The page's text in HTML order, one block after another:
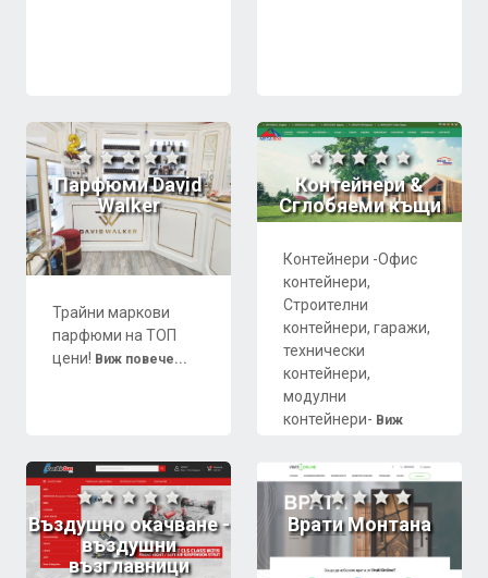
Парфюми David
Walker
Трайни маркови
парфюми на ТОП
цени! Виж повече...
Контейнери &
Сглобяеми къщи
Контейнери -Офис
контейнери,
Строителни
контейнери, гаражи,
технически
контейнери,
модулни
контейнери- Виж
Въздушно окачване -
въздушни
възглавници
Врати Монтана